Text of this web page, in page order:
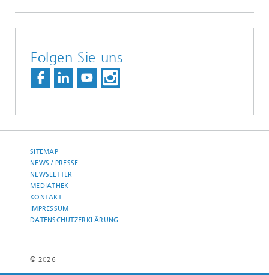
Folgen Sie uns
SITEMAP
NEWS / PRESSE
NEWSLETTER
MEDIATHEK
KONTAKT
IMPRESSUM
DATENSCHUTZERKLÄRUNG
© 2026